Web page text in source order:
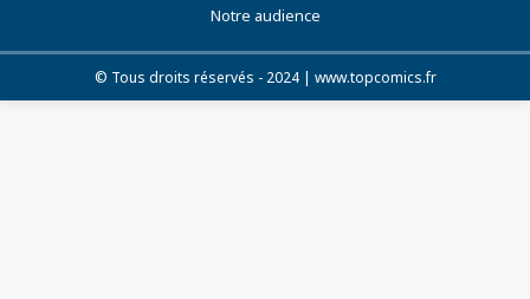
Notre audience
© Tous droits réservés - 2024 | www.topcomics.fr